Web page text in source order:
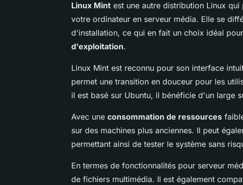
Linux Mint est une autre distribution Linux
votre ordinateur en serveur média. Elle se
d'installation, ce qui en fait un choix idéal
d'exploitation.
Linux Mint est reconnu pour son interface
permet une transition en douceur pour les
il est basé sur Ubuntu, il bénéficie d'un large
Avec une consommation de ressources
sur des machines plus anciennes. Il peut
permettant ainsi de tester le système sans
En termes de fonctionnalités pour serveur
de fichiers multimédia. Il est également